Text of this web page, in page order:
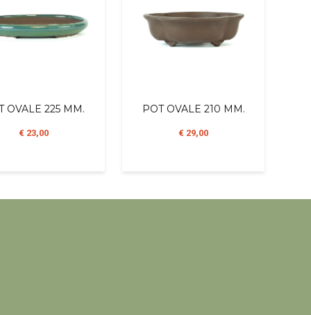
OVALE 225 MM.
€ 23,00
POT OVALE 210 MM.
€ 29,00